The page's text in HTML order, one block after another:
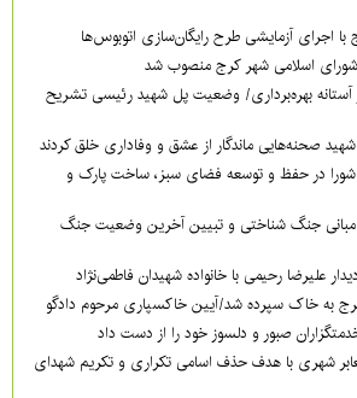
اجرای آزمایشی طرح رایگان‌سازی اتوبوس‌ها
اسلامی شهر کرج منصوب شد
آستانه بهره‌برداری/ وضعیت پل شهید رئیسی تشریح
شهید صحنه‌هایی ماندگار از عشق و وفاداری خلق کردند
شورا در حفظ و توسعه فضای سبز، ساخت پارک و
مبانی جنگ شناختی و تبیین آخرین وضعیت جنگ
به خاک سپرده شد/آیین خاکسپاری مرحوم دادگو
صبور و دلسوز خود را از دست داد
شهری با هدف حذف اسامی تکراری و تکریم شهدای